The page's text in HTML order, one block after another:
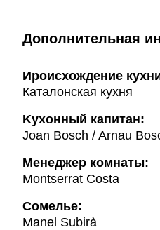
Дополнительная
Ироисхождение
Каталонская кухня
Kухонный капитан:
Joan Bosch / Arnau
Менеджер комнаты:
Montserrat Costa
Cомелье:
Manel Subirà